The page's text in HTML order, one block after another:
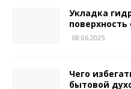
Укладка
поверхность
08.06.2025
Чего
бытовой